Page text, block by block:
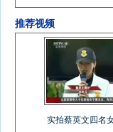
推荐视频
实拍蔡英文四名